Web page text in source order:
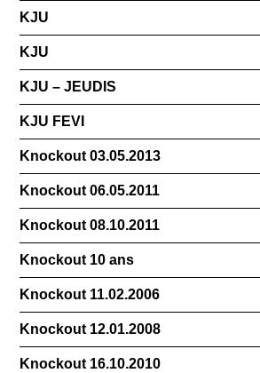
KJU
KJU
KJU – JEUDIS
KJU FEVI
Knockout 03.05.2013
Knockout 06.05.2011
Knockout 08.10.2011
Knockout 10 ans
Knockout 11.02.2006
Knockout 12.01.2008
Knockout 16.10.2010